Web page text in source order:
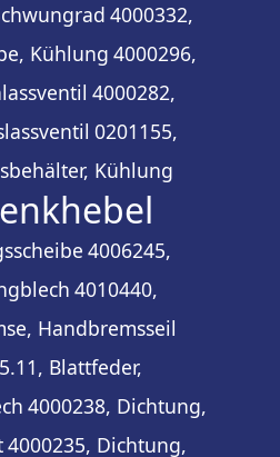
4000332,
Kühlung 4000296,
4000282,
0201155,
Kühlung
4006245,
4010440,
Handbremsseil
Blattfeder,
4000238, Dichtung,
4000235, Dichtung,